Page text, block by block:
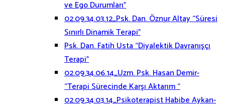
ve Ego Durumları”
02.09.34.03.12_Psk. Dan. Öznur Altay “Süresi
Sınırlı Dinamik Terapi”
Psk. Dan. Fatih Usta “Diyalektik Davranışçı
Terapi”
02.09.34.06.14_Uzm. Psk. Hasan Demir-
“Terapi Sürecinde Karşı Aktarım “
02.09.34.03.14_Psikoterapist Habibe Aykan-